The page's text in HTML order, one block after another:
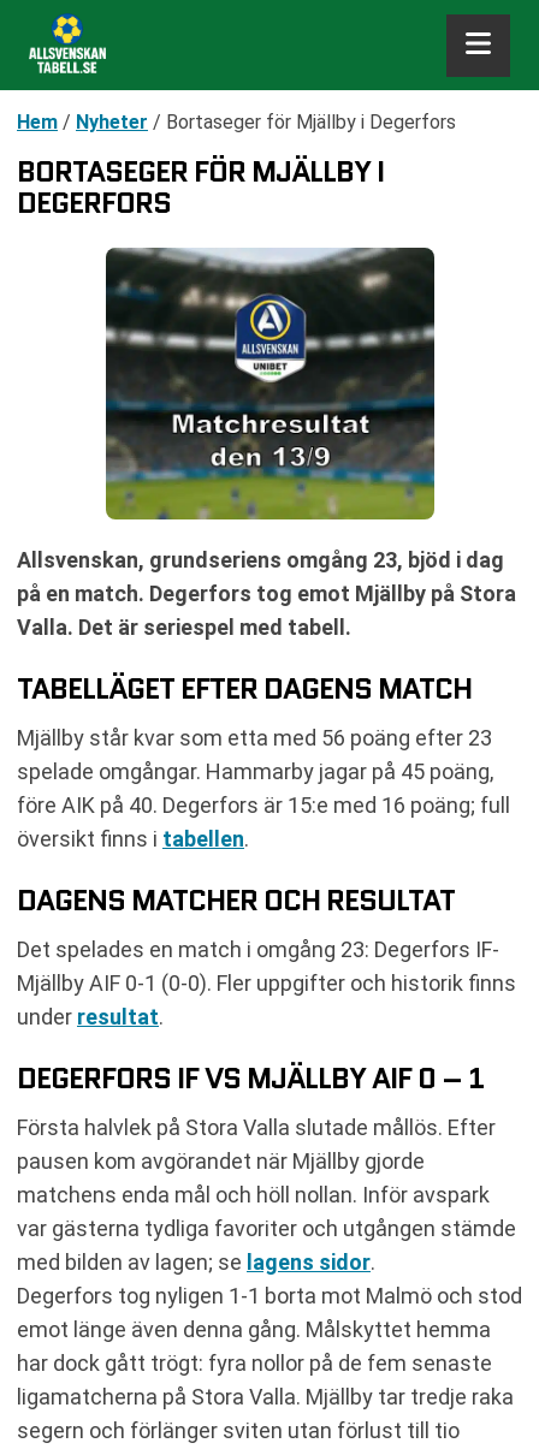
Hem / Nyheter / Bortaseger för Mjällby i Degerfors
BORTASEGER FÖR MJÄLLBY I
DEGERFORS
Allsvenskan, grundseriens omgång 23, bjöd i dag
på en match. Degerfors tog emot Mjällby på Stora
Valla. Det är seriespel med tabell.
TABELLÄGET EFTER DAGENS MATCH
Mjällby står kvar som etta med 56 poäng efter 23
spelade omgångar. Hammarby jagar på 45 poäng,
före AIK på 40. Degerfors är 15:e med 16 poäng; full
översikt finns i tabellen.
DAGENS MATCHER OCH RESULTAT
Det spelades en match i omgång 23: Degerfors IF-
Mjällby AIF 0-1 (0-0). Fler uppgifter och historik finns
under resultat.
DEGERFORS IF VS MJÄLLBY AIF 0 – 1
Första halvlek på Stora Valla slutade mållös. Efter
pausen kom avgörandet när Mjällby gjorde
matchens enda mål och höll nollan. Inför avspark
var gästerna tydliga favoriter och utgången stämde
med bilden av lagen; se lagens sidor.
Degerfors tog nyligen 1-1 borta mot Malmö och stod
emot länge även denna gång. Målskyttet hemma
har dock gått trögt: fyra nollor på de fem senaste
ligamatcherna på Stora Valla. Mjällby tar tredje raka
segern och förlänger sviten utan förlust till tio